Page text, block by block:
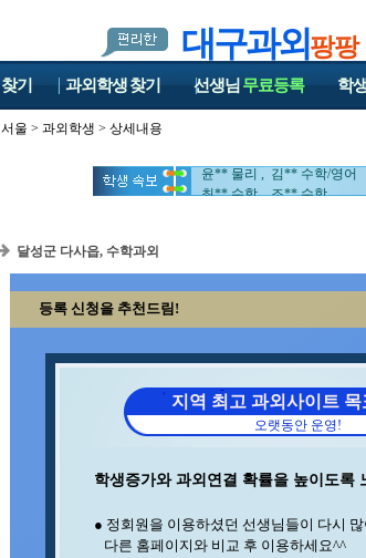
대구과외팡팡
찾기 과외학생찾기 선생님 무료등록 학
서울 > 과외학생 > 상세내용
윤** 물리 , 김** 수학/영어
최** 수학 , 조** 수학
김** 수학/과학 , 안** 수학
김** 수학 , 중** 과학
민** 과학/영어 , 송* 영어/
구** 수학 , 최** 일본어/일
이** 중국어회화/중국어 , 김
지** 수학/영어 , 최** 수학/
윤** 물리 , 김** 수학/영어
이** 수학/영어 , 김** 영어/
이** 영어 , 박** 수학
달성군 다사읍, 수학과외
등록 신청을 추천드림!
지역 최고 과외사이트 목
오랫동안 운영!
학생증가와 과외연결 확률을 높이도록
● 정회원을 이용하셨던 선생님들이 다시
다른 홈페이지와 비교 후 이용하세요^^